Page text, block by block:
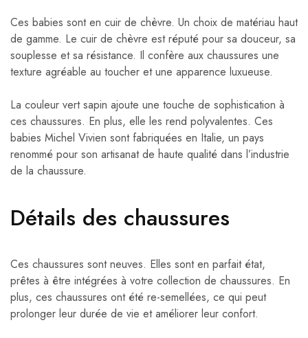
Ces babies sont en cuir de chèvre. Un choix de matériau haut
de gamme. Le cuir de chèvre est réputé pour sa douceur, sa
souplesse et sa résistance. Il confère aux chaussures une
texture agréable au toucher et une apparence luxueuse.
La couleur vert sapin ajoute une touche de sophistication à
ces chaussures. En plus, elle les rend polyvalentes. Ces
babies Michel Vivien sont fabriquées en Italie, un pays
renommé pour son artisanat de haute qualité dans l’industrie
de la chaussure.
Détails des chaussures
Ces chaussures sont neuves. Elles sont en parfait état,
prêtes à être intégrées à votre collection de chaussures. En
plus, ces chaussures ont été re-semellées, ce qui peut
prolonger leur durée de vie et améliorer leur confort.